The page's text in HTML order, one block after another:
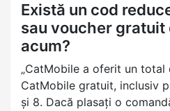
Există un cod
sau voucher
acum?
„CatMobile a oferit un total
CatMobile gratuit, inclusiv
și 8. Dacă plasați o